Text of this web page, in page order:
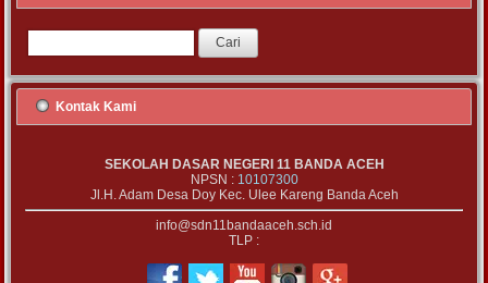
Kontak Kami
SEKOLAH DASAR NEGERI 11 BANDA ACEH
NPSN : 10107300
Jl.H. Adam Desa Doy Kec. Ulee Kareng Banda Aceh
info@sdn11bandaaceh.sch.id
TLP :